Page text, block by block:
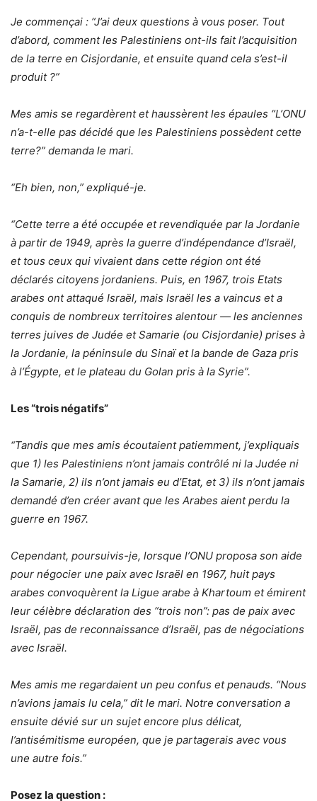
Je commençai : “J’ai deux questions à vous poser. Tout
d’abord, comment les Palestiniens ont-ils fait l’acquisition
de la terre en Cisjordanie, et ensuite quand cela s’est-il
produit ?”
Mes amis se regardèrent et haussèrent les épaules “L’ONU
n’a-t-elle pas décidé que les Palestiniens possèdent cette
terre?” demanda le mari.
“Eh bien, non,” expliqué-je.
“Cette terre a été occupée et revendiquée par la Jordanie
à partir de 1949, après la guerre d’indépendance d’Israël,
et tous ceux qui vivaient dans cette région ont été
déclarés citoyens jordaniens. Puis, en 1967, trois Etats
arabes ont attaqué Israël, mais Israël les a vaincus et a
conquis de nombreux territoires alentour — les anciennes
terres juives de Judée et Samarie (ou Cisjordanie) prises à
la Jordanie, la péninsule du Sinaï et la bande de Gaza pris
à l’Égypte, et le plateau du Golan pris à la Syrie”.
Les “trois négatifs”
“Tandis que mes amis écoutaient patiemment, j’expliquais
que 1) les Palestiniens n’ont jamais contrôlé ni la Judée ni
la Samarie, 2) ils n’ont jamais eu d’Etat, et 3) ils n’ont jamais
demandé d’en créer avant que les Arabes aient perdu la
guerre en 1967.
Cependant, poursuivis-je, lorsque l’ONU proposa son aide
pour négocier une paix avec Israël en 1967, huit pays
arabes convoquèrent la Ligue arabe à Khartoum et émirent
leur célèbre déclaration des “trois non”: pas de paix avec
Israël, pas de reconnaissance d’Israël, pas de négociations
avec Israël.
Mes amis me regardaient un peu confus et penauds. “Nous
n’avions jamais lu cela,” dit le mari. Notre conversation a
ensuite dévié sur un sujet encore plus délicat,
l’antisémitisme européen, que je partagerais avec vous
une autre fois.”
Posez la question :